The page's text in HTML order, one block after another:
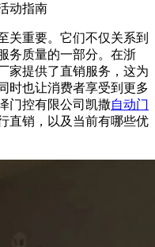
动指南
关重要。它们不仅关系到
务质量的一部分。在浙
家提供了直销服务，这为
时也让消费者享受到更多
门控有限公司凯撒自动门
直销，以及当前有哪些优